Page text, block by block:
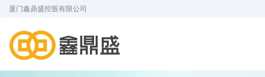
厦门鑫鼎盛控股有限公司